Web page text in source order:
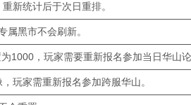
新统计后于次日重排。
属黑市不会刷新。
1000，玩家需要重新报名参加当日华山论
玩家需重新报名参加跨服华山。